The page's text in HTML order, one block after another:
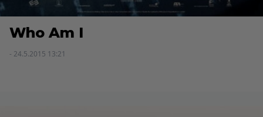
Who Am I
- 24.5.2015 13:21